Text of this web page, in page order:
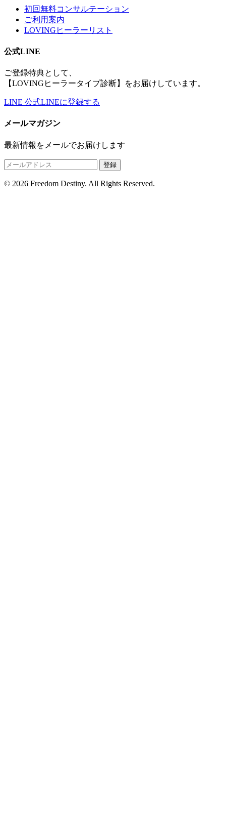
初回無料コンサルテーション
ご利用案内
LOVINGヒーラーリスト
公式LINE
ご登録特典として、
【LOVINGヒーラータイプ診断】をお届けしています。
LINE 公式LINEに登録する
メールマガジン
最新情報をメールでお届けします
登録
© 2026 Freedom Destiny. All Rights Reserved.